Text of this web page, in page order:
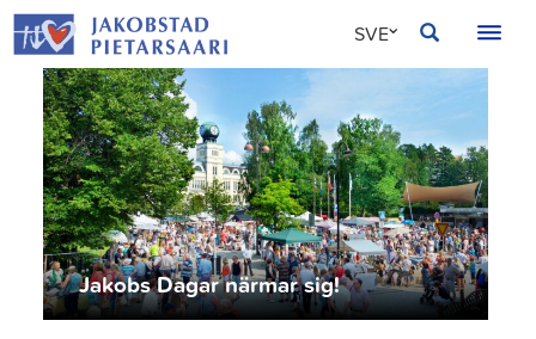
Hoppa
till
innehållet
SVE
ENG
Jakobs Dagar närmar sig!